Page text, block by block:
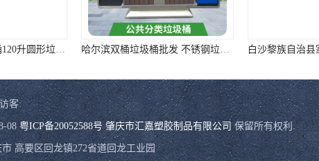
珠海65升圆形垃圾桶120升圆形垃圾桶 样式全质量好价格低 哈尔滨双桶垃圾桶批发 不锈钢垃圾分类箱 选
客
08粤ICP备20052588号 肇庆市汇嘉塑胶制品有限公司 保留所有权利.
高要区回龙镇272省道回龙工业园